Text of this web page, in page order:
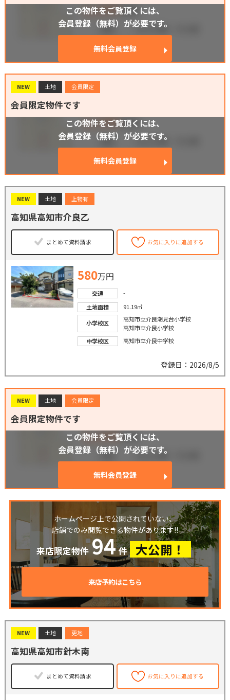
この物件をご覧頂くには、
会員登録（無料）が必要です。
無料会員登録
NEW 土地 会員限定
会員限定物件です
この物件をご覧頂くには、
会員登録（無料）が必要です。
無料会員登録
NEW 土地 上物有
高知県高知市介良乙
まとめて資料請求 お気に入りに追加する
580万円
交通
-
土地面積
91.19㎡
小学校区
高知市立介良潮見台小学校
高知市立介良小学校
中学校区
高知市立介良中学校
登録日：2026/8/5
NEW 土地 会員限定
会員限定物件です
この物件をご覧頂くには、
会員登録（無料）が必要です。
無料会員登録
ホームページ上で公開されていない、
店舗でのみ閲覧できる物件があります!!
来店限定物件 94 件 大公開！
来店予約はこちら
NEW 土地 更地
高知県高知市針木南
まとめて資料請求 お気に入りに追加する